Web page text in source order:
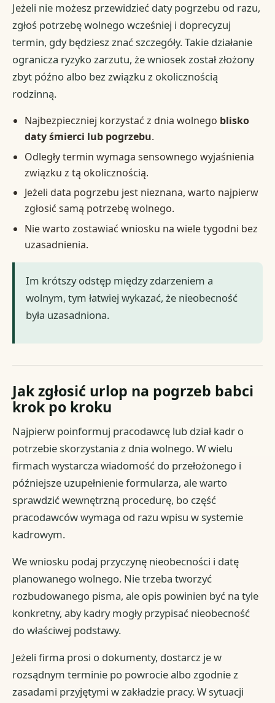
Jeżeli nie możesz przewidzieć daty pogrzebu od razu,
zgłoś potrzebę wolnego wcześniej i doprecyzuj
termin, gdy będziesz znać szczegóły. Takie działanie
ogranicza ryzyko zarzutu, że wniosek został złożony
zbyt późno albo bez związku z okolicznością
rodzinną.
Najbezpieczniej korzystać z dnia wolnego blisko
daty śmierci lub pogrzebu.
Odległy termin wymaga sensownego wyjaśnienia
związku z tą okolicznością.
Jeżeli data pogrzebu jest nieznana, warto najpierw
zgłosić samą potrzebę wolnego.
Nie warto zostawiać wniosku na wiele tygodni bez
uzasadnienia.
Im krótszy odstęp między zdarzeniem a
wolnym, tym łatwiej wykazać, że nieobecność
była uzasadniona.
Jak zgłosić urlop na pogrzeb babci
krok po kroku
Najpierw poinformuj pracodawcę lub dział kadr o
potrzebie skorzystania z dnia wolnego. W wielu
firmach wystarcza wiadomość do przełożonego i
późniejsze uzupełnienie formularza, ale warto
sprawdzić wewnętrzną procedurę, bo część
pracodawców wymaga od razu wpisu w systemie
kadrowym.
We wniosku podaj przyczynę nieobecności i datę
planowanego wolnego. Nie trzeba tworzyć
rozbudowanego pisma, ale opis powinien być na tyle
konkretny, aby kadry mogły przypisać nieobecność
do właściwej podstawy.
Jeżeli firma prosi o dokumenty, dostarcz je w
rozsądnym terminie po powrocie albo zgodnie z
zasadami przyjętymi w zakładzie pracy. W sytuacji